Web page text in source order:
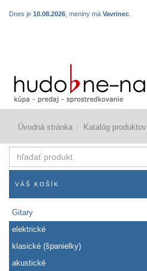
Dnes je 10.08.2026 , meniny má Vavrinec
Úvodná stránka Katalóg produktov
produkt
VÁŠ KOŠÍK
Gitary
elektrické
klasické (španielky)
akustické